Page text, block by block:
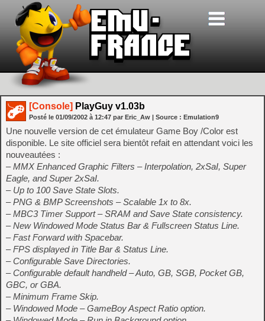
[Console] PlayGuy v1.03b
Posté le 01/09/2002 à 12:47 par Eric_Aw | Source : Emulation9
Une nouvelle version de cet émulateur Game Boy /Color est
disponible. Le site officiel sera bientôt refait en attendant voici les
nouveautées :
– MMX Enhanced Graphic Filters – Interpolation, 2xSaI, Super
Eagle, and Super 2xSaI.
– Up to 100 Save State Slots.
– PNG & BMP Screenshots – Scalable 1x to 8x.
– MBC3 Timer Support – SRAM and Save State consistency.
– New Windowed Mode Status Bar & Fullscreen Status Line.
– Fast Forward with Spacebar.
– FPS displayed in Title Bar & Status Line.
– Configurable Save Directories.
– Configurable default handheld – Auto, GB, SGB, Pocket GB,
GBC, or GBA.
– Minimum Frame Skip.
– Windowed Mode – GameBoy Aspect Ratio option.